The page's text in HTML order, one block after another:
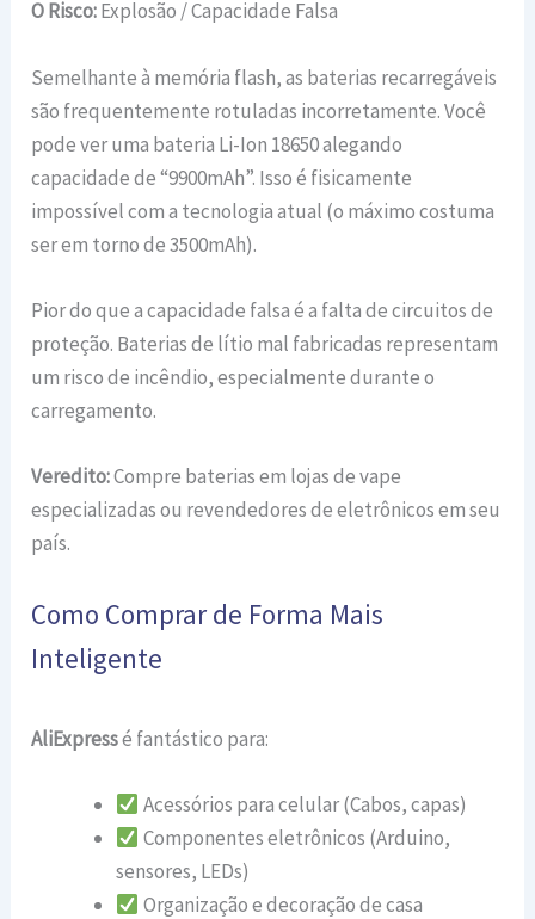
O Risco:Explosão / Capacidade Falsa
Semelhante à memória flash, as baterias recarregáveis
são frequentemente rotuladas incorretamente. Você
pode ver uma bateria Li-Ion 18650 alegando
capacidade de “9900mAh”. Isso é fisicamente
impossível com a tecnologia atual (o máximo costuma
ser em torno de 3500mAh).
Pior do que a capacidade falsa é a falta de circuitos de
proteção. Baterias de lítio mal fabricadas representam
um risco de incêndio, especialmente durante o
carregamento.
Veredito:Compre baterias em lojas de vape
especializadas ou revendedores de eletrônicos em seu
país.
Como Comprar de Forma Mais
Inteligente
AliExpressé fantástico para:
Acessórios para celular (Cabos, capas)
Componentes eletrônicos (Arduino,
sensores, LEDs)
Organização e decoração de casa